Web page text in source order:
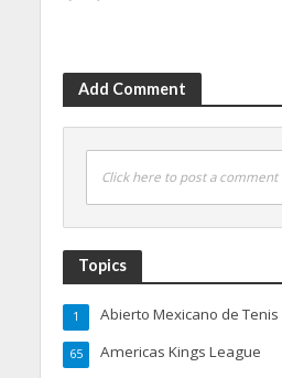
Add Comment
Click here to post a comment
Topics
Abierto Mexicano de Tenis
1
Americas Kings League
65